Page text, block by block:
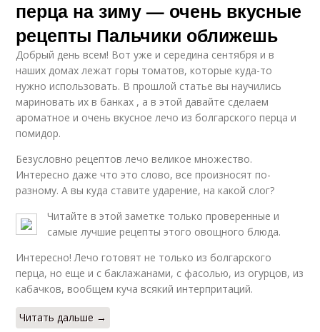
перца на зиму — очень вкусные
рецепты Пальчики оближешь
Добрый день всем! Вот уже и середина сентября и в
наших домах лежат горы томатов, которые куда-то
нужно использовать. В прошлой статье вы научились
мариновать их в банках , а в этой давайте сделаем
ароматное и очень вкусное лечо из болгарского перца и
помидор.
Безусловно рецептов лечо великое множество.
Интересно даже что это слово, все произносят по-
разному. А вы куда ставите ударение, на какой слог?
Читайте в этой заметке только проверенные и
самые лучшие рецепты этого овощного блюда.
Интересно! Лечо готовят не только из болгарского
перца, но еще и с баклажанами, с фасолью, из огурцов, из
кабачков, вообщем куча всякий интерпритаций.
Читать дальше →